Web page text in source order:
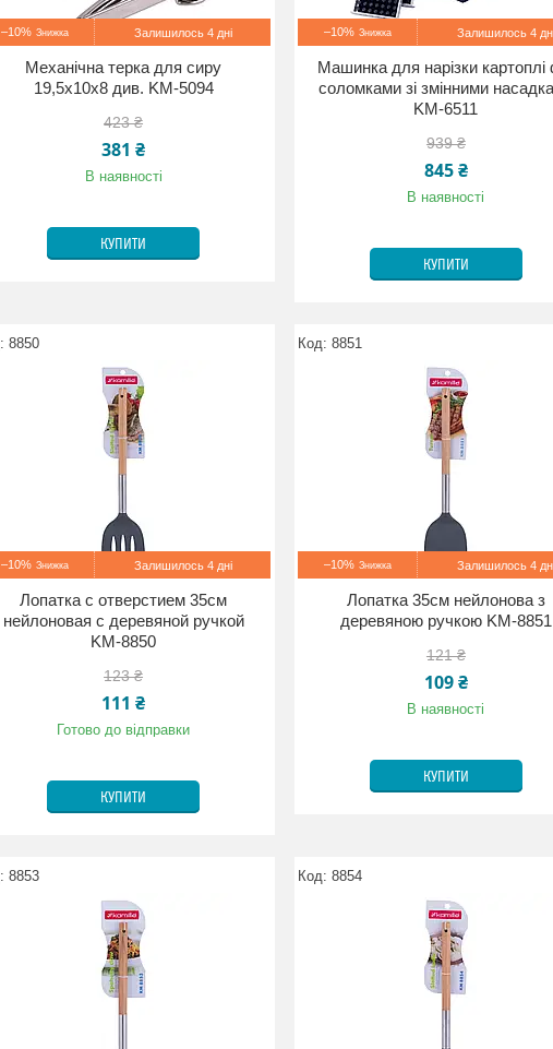
–10% Залишилось 4 дні
Механічна терка для сиру
19,5х10х8 див. KM-5094
423 ₴
381 ₴
В наявності
КУПИТИ
–10% Залишилось 4
Машинка для нарізки картоплі
соломками зі змінними
KM-6511
939 ₴
845 ₴
В наявності
КУПИТИ
8850
–10% Залишилось 4 дні
Лопатка с отверстием 35см
нейлоновая с деревяной ручкой
KM-8850
123 ₴
111 ₴
Готово до відправки
КУПИТИ
8851
–10% Залишилось 4
Лопатка 35см нейлонова з
деревяною ручкою KM-8851
121 ₴
109 ₴
В наявності
КУПИТИ
8853 8854